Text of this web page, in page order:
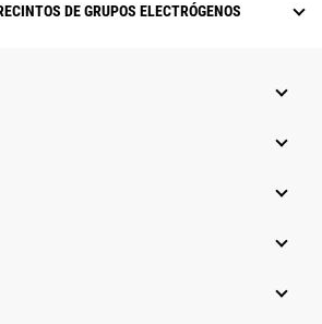
DE GRUPOS ELECTRÓGENOS